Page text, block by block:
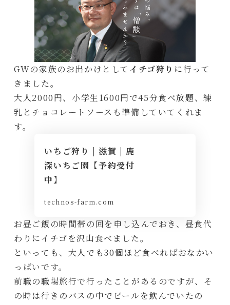
GWの家族のお出かけとして イチゴ狩り に行って
きました。
大人2000円、小学生1600円で45分食べ放題、練
乳とチョコレートソースも準備していてくれま
す。
いちご狩り | 滋賀 | 鹿
深いちご園【予約受付
中】
technos-farm.com
お昼ご飯の時間帯の回を申し込んでおき、昼食代
わりにイチゴを沢山食べました。
といっても、大人でも30個ほど食べればおなかい
っぱいです。
前職の職場旅行で行ったことがあるのですが、そ
の時は行きのバスの中でビールを飲んでいたの